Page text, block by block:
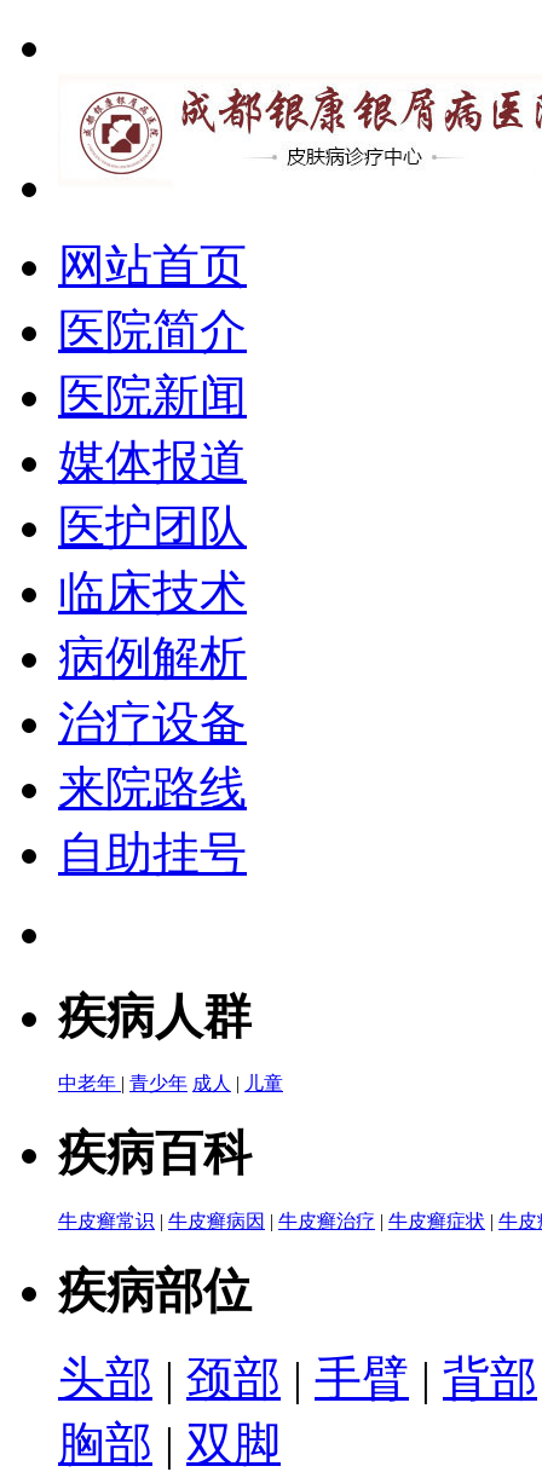
网站首页
医院简介
医院新闻
媒体报道
医护团队
临床技术
病例解析
治疗设备
来院路线
自助挂号
疾病人群
中老年 | 青少年 成人 | 儿童
疾病百科
牛皮癣常识 | 牛皮癣病因 | 牛皮癣治疗 | 牛皮癣症状 | 牛皮
疾病部位
头部 | 颈部 | 手臂 | 背部
胸部 | 双脚